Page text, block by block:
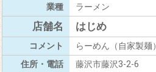
ラーメン
はじめ
らーめん（自家製麺）
藤沢市藤沢3-2-6